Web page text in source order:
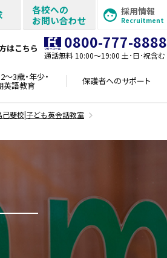
各校への
お問い合わせ
採用情報
Recruitment
はこちら 0800-777-8888
通話無料 10:00〜19:00 土･日･祝含む
～3歳・年少・
英語教育 保護者へのサポート
己斐校|子ども英会話教室